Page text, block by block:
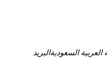
البريد